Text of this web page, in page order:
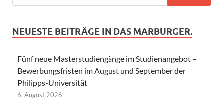
NEUESTE BEITRÄGE IN DAS MARBURGER.
Fünf neue Masterstudiengänge im Studienangebot –
Bewerbungsfristen im August und September der
Philipps-Universität
6. August 2026